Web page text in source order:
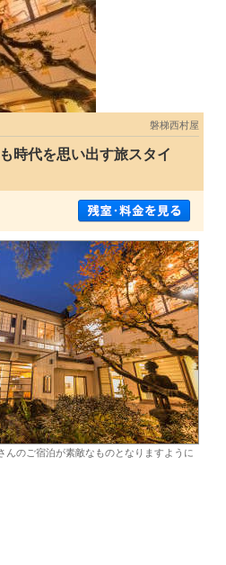
磐梯西村屋
時代を思い出す旅スタイ
んのご宿泊が素敵なものとなりますように